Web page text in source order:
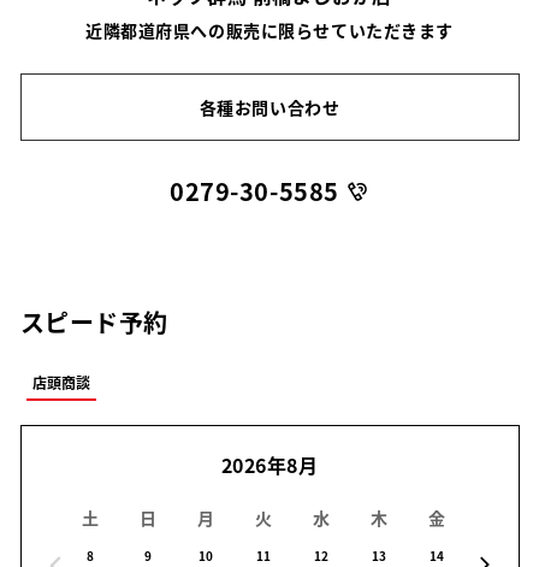
近隣都道府県への販売に限らせていただきます
各種お問い合わせ
0279-30-5585
スピード予約
店頭商談
2026年8月
土
8
日
9
月
10
火
11
水
12
木
13
金
14